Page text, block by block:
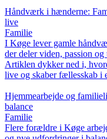
Håndværk i hænderne:
live
Familie
I Køge lever gamle
der deler viden, passion
Artiklen dykker ned i,
live og skaber fællesskab i
Hjemmearbejde og
balance
Familie
Flere forældre i Køge